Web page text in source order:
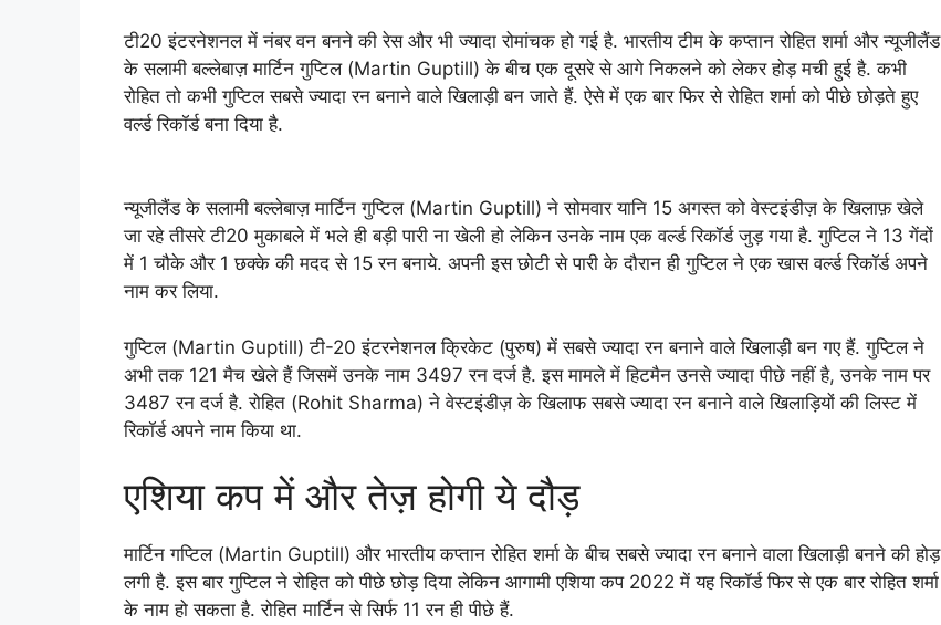
टी20 इंटरनेशनल में नंबर वन बनने की रेस और भी ज्यादा रोमांचक हो गई है. भारतीय टीम के कप्तान रोहित शर्मा और न्यूजीलैंड
के सलामी बल्लेबाज़ मार्टिन गुप्टिल (Martin Guptill) के बीच एक दूसरे से आगे निकलने को लेकर होड़ मची हुई है. कभी
रोहित तो कभी गुप्टिल सबसे ज्यादा रन बनाने वाले खिलाड़ी बन जाते हैं. ऐसे में एक बार फिर से रोहित शर्मा को पीछे छोड़ते हुए
वर्ल्ड रिकॉर्ड बना दिया है.
न्यूजीलैंड के सलामी बल्लेबाज़ मार्टिन गुप्टिल (Martin Guptill) ने सोमवार यानि 15 अगस्त को वेस्टइंडीज़ के खिलाफ़ खेले
जा रहे तीसरे टी20 मुकाबले में भले ही बड़ी पारी ना खेली हो लेकिन उनके नाम एक वर्ल्ड रिकॉर्ड जुड़ गया है. गुप्टिल ने 13 गेंदों
में 1 चौके और 1 छक्के की मदद से 15 रन बनाये. अपनी इस छोटी से पारी के दौरान ही गुप्टिल ने एक खास वर्ल्ड रिकॉर्ड अपने
नाम कर लिया.
गुप्टिल (Martin Guptill) टी-20 इंटरनेशनल क्रिकेट (पुरुष) में सबसे ज्यादा रन बनाने वाले खिलाड़ी बन गए हैं. गुप्टिल ने
अभी तक 121 मैच खेले हैं जिसमें उनके नाम 3497 रन दर्ज है. इस मामले में हिटमैन उनसे ज्यादा पीछे नहीं है, उनके नाम पर
3487 रन दर्ज है. रोहित (Rohit Sharma) ने वेस्टइंडीज़ के खिलाफ सबसे ज्यादा रन बनाने वाले खिलाड़ियों की लिस्ट में
रिकॉर्ड अपने नाम किया था.
एशिया कप में और तेज़ होगी ये दौड़
मार्टिन गप्टिल (Martin Guptill) और भारतीय कप्तान रोहित शर्मा के बीच सबसे ज्यादा रन बनाने वाला खिलाड़ी बनने की होड़
लगी है. इस बार गुप्टिल ने रोहित को पीछे छोड़ दिया लेकिन आगामी एशिया कप 2022 में यह रिकॉर्ड फिर से एक बार रोहित शर्मा
के नाम हो सकता है. रोहित मार्टिन से सिर्फ 11 रन ही पीछे हैं.